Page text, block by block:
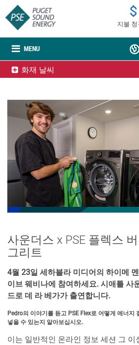
MENU
지불 청
화재 날씨
사운더스 x PSE 플렉스
그리트
4월 23일 세하블라 미디어의 하이메
이브 웨비나에 참여하세요. 시애틀 사
드로 데 라 베가가 출연합니다.
Pedro의 이야기를 듣고 PSE Flex로 어떻게 에너지
넣을 수 있는지 알아보십시오.
이는 일반적인 온라인 정보 세션 그 이